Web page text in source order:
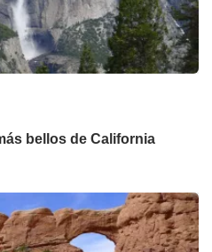
bellos de California